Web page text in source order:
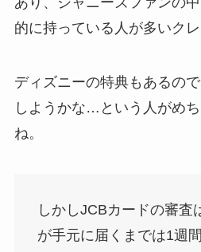
的に持っている人が多いクレ
ディズニーの特典もあるの
しようかな…という人がめ
ね。
しかしJCBカードの審査
が手元に届くまでは1週